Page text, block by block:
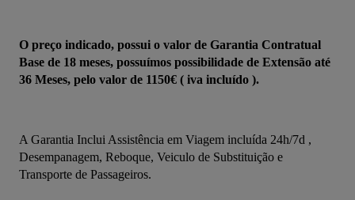
O preço indicado, possui o valor de Garantia Contratual
Base de 18 meses, possuímos possibilidade de Extensão até
36 Meses, pelo valor de 1150€ ( iva incluído ).
A Garantia Inclui Assistência em Viagem incluída 24h/7d ,
Desempanagem, Reboque, Veiculo de Substituição e
Transporte de Passageiros.